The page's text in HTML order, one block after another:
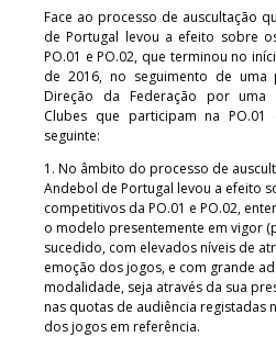
Face ao processo de auscultação
de Portugal levou a efeito sobre
PO.01 e PO.02, que terminou no
de 2016, no seguimento de
Direção da Federação por uma
Clubes que participam na
seguinte:
1. No âmbito do processo de
Andebol de Portugal levou a efeito
competitivos da PO.01 e PO.02,
o modelo presentemente em vigor
sucedido, com elevados níveis de
emoção dos jogos, e com grande
modalidade, seja através da sua
nas quotas de audiência registadas
dos jogos em referência.